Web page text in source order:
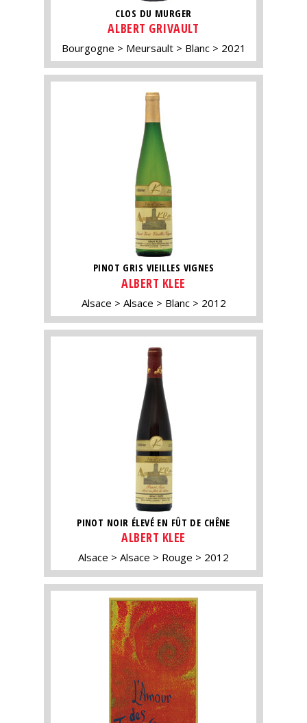
CLOS DU MURGER
ALBERT GRIVAULT
Bourgogne Meursault Blanc 2021
PINOT GRIS VIEILLES VIGNES
ALBERT KLEE
Alsace Alsace Blanc 2012
PINOT NOIR ÉLEVÉ EN FÛT DE CHÊNE
ALBERT KLEE
Alsace Alsace Rouge 2012